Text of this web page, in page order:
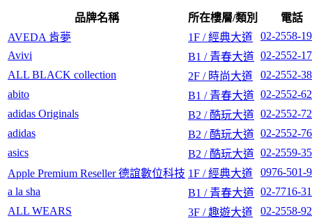
品牌名稱 所在樓層/類別
電話
AVEDA 肯夢
1F / 經典大道
02-2558-
Avivi
B1 / 青春大道 02-2552-
ALL BLACK collection
2F / 時尚大道
02-2552-
abito
B1 / 青春大道 02-2552-
adidas Originals
B2 / 酷玩大道 02-2552-
adidas
B2 / 酷玩大道 02-2552-
asics
B2 / 酷玩大道 02-2559-
Apple Premium Reseller 德誼數位科技 1F / 經典大道
0976-501-
a la sha
B1 / 青春大道 02-7716-
ALL WEARS
3F / 趣遊大道
02-2558-